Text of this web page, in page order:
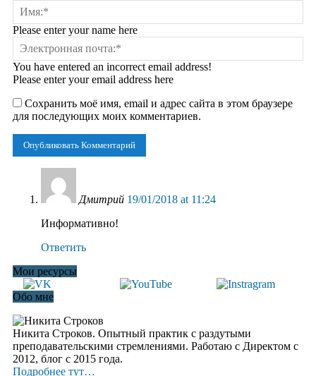
Please enter your name here
You have entered an incorrect email address!
Please enter your email address here
Сохранить моё имя, email и адрес сайта в этом браузере
для последующих моих комментариев.
Дмитрий 19/01/2018 at 11:24
Информативно!
Ответить
Мои ресурсы
Обо мне
Никита Строков. Опытный практик с раздутыми
преподавательскими стремлениями. Работаю с Директом с
2012, блог c 2015 года.
Подробнее тут…